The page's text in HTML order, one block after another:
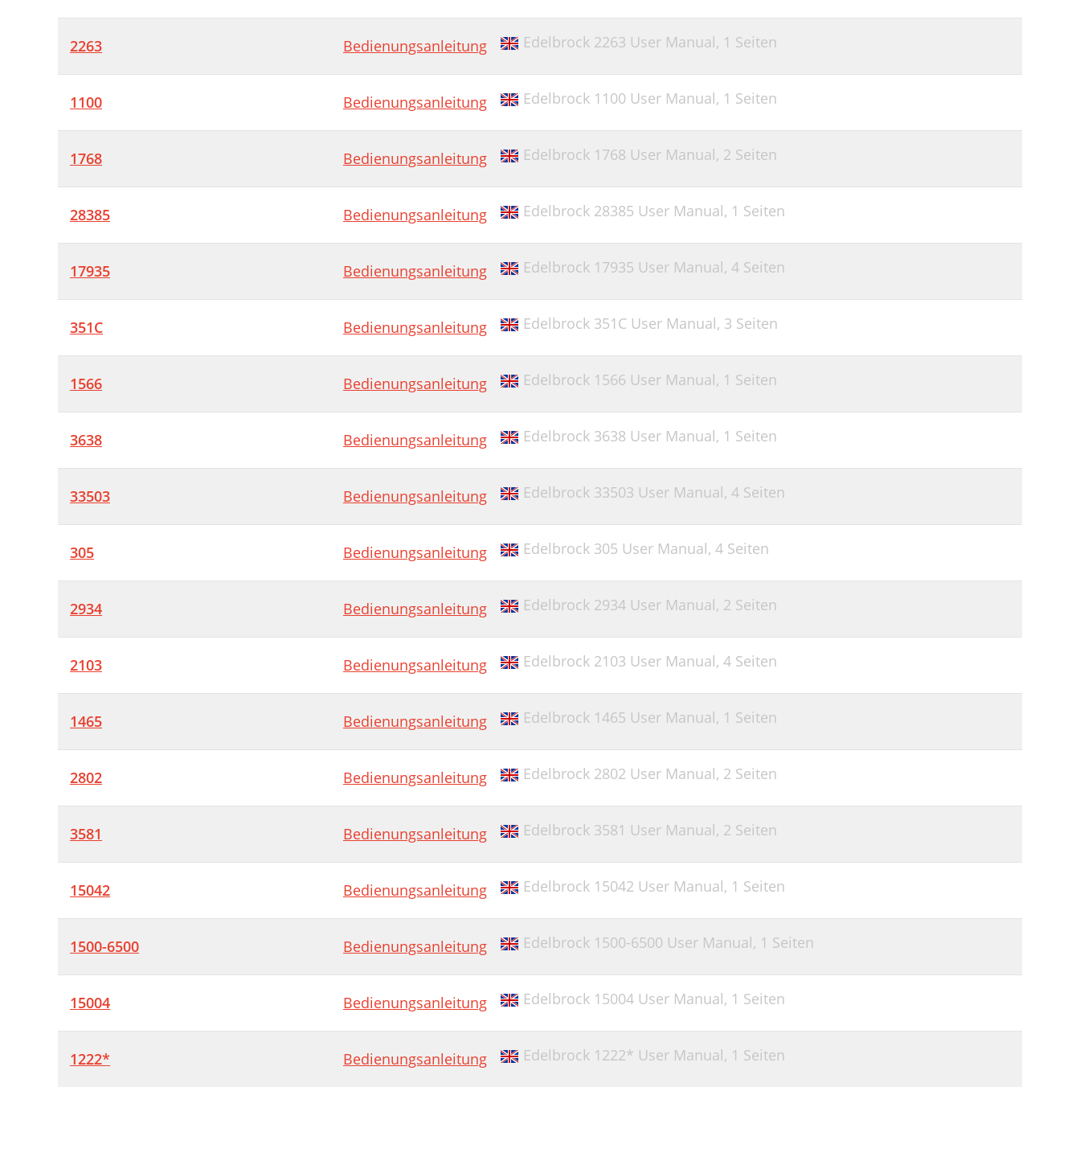
2263 Bedienungsanleitung Edelbrock 2263 User Manual, 1 Seiten
1100 Bedienungsanleitung Edelbrock 1100 User Manual, 1 Seiten
1768 Bedienungsanleitung Edelbrock 1768 User Manual, 2 Seiten
28385 Bedienungsanleitung Edelbrock 28385 User Manual, 1 Seiten
17935 Bedienungsanleitung Edelbrock 17935 User Manual, 4 Seiten
351C Bedienungsanleitung Edelbrock 351C User Manual, 3 Seiten
1566 Bedienungsanleitung Edelbrock 1566 User Manual, 1 Seiten
3638 Bedienungsanleitung Edelbrock 3638 User Manual, 1 Seiten
33503 Bedienungsanleitung Edelbrock 33503 User Manual, 4 Seiten
305 Bedienungsanleitung Edelbrock 305 User Manual, 4 Seiten
2934 Bedienungsanleitung Edelbrock 2934 User Manual, 2 Seiten
2103 Bedienungsanleitung Edelbrock 2103 User Manual, 4 Seiten
1465 Bedienungsanleitung Edelbrock 1465 User Manual, 1 Seiten
2802 Bedienungsanleitung Edelbrock 2802 User Manual, 2 Seiten
3581 Bedienungsanleitung Edelbrock 3581 User Manual, 2 Seiten
15042 Bedienungsanleitung Edelbrock 15042 User Manual, 1 Seiten
1500-6500 Bedienungsanleitung Edelbrock 1500-6500 User Manual, 1 Seiten
15004 Bedienungsanleitung Edelbrock 15004 User Manual, 1 Seiten
1222* Bedienungsanleitung Edelbrock 1222* User Manual, 1 Seiten